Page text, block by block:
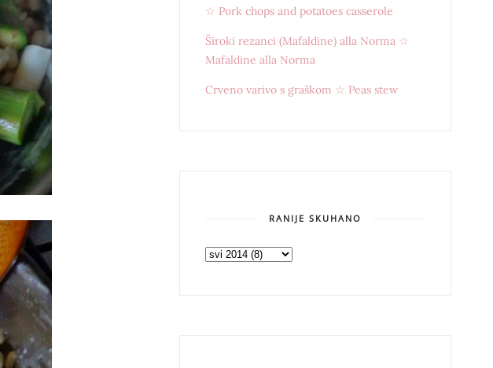
☆ Pork chops and potatoes casserole
Široki rezanci (Mafaldine) alla Norma ☆
Mafaldine alla Norma
Crveno varivo s graškom ☆ Peas stew
RANIJE SKUHANO